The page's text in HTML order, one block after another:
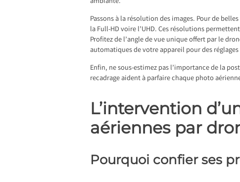
Passons à la résolution des images. Pour de
la Full-HD voire l’UHD. Ces résolutions
Profitez de l’angle de vue unique offert par le
automatiques de votre appareil pour des
Enfin, ne sous-estimez pas l’importance de la
recadrage aident à parfaire chaque photo
L’intervention
aériennes par
Pourquoi confier ses